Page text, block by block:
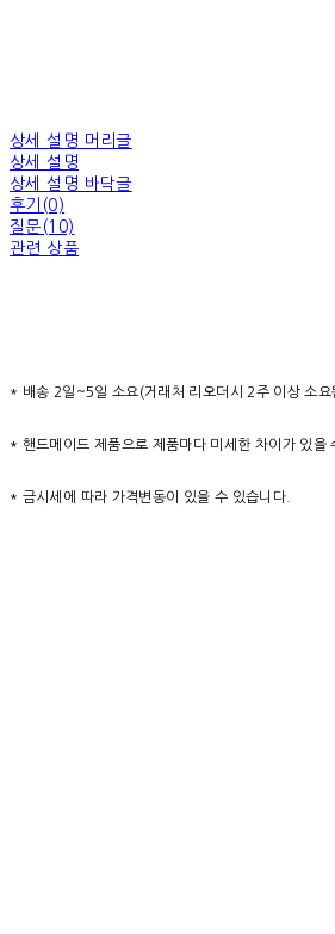
상세 설명 머리글
상세 설명
상세 설명 바닥글
후기(0)
질문(10)
관련 상품
* 배송 2일~5일 소요(거래처 리오더시 2주 이상 소요
* 핸드메이드 제품으로 제품마다 미세한 차이가 있을
* 금시세에 따라 가격변동이 있을 수 있습니다.